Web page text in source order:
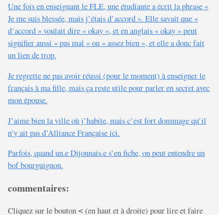
Une fois en enseignant le FLE, une étudiante a écrit la phrase «
Je me suis blessée, mais j’étais d’accord ». Elle savait que «
d’accord » voulait dire « okay », et en anglais « okay » peut
signifier aussi « pas mal » ou « assez bien », et elle a donc fait
un lien de trop.
Je regrette ne pas avoir réussi (pour le moment) à enseigner le
français à ma fille, mais ça reste utile pour parler en secret avec
mon épouse.
J’aime bien la ville où j’habite, mais c’est fort dommage qu’il
n’y ait pas d’Alliance Française ici.
Parfois, quand un.e Dijonnais.e s’en fiche, on peut entendre un
bof bourguignon.
commentaires:
Cliquez sur le bouton < (en haut et à droite) pour lire et faire